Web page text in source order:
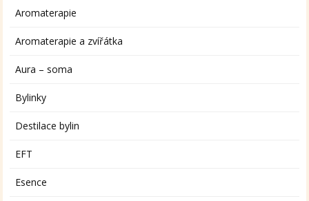
Aromaterapie
Aromaterapie a zvířátka
Aura – soma
Bylinky
Destilace bylin
EFT
Esence